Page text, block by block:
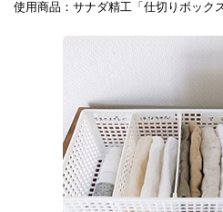
使用商品：サナダ精工「仕切りボック